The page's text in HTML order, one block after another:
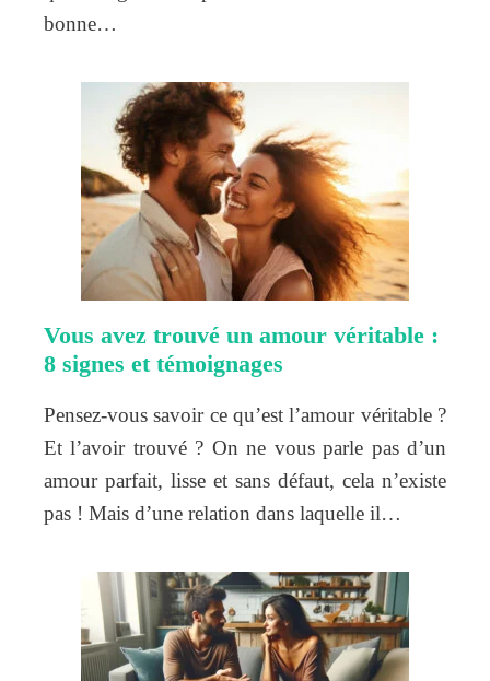
bonne…
Vous avez trouvé un amour véritable :
8 signes et témoignages
Pensez-vous savoir ce qu’est l’amour véritable ?
Et l’avoir trouvé ? On ne vous parle pas d’un
amour parfait, lisse et sans défaut, cela n’existe
pas ! Mais d’une relation dans laquelle il…